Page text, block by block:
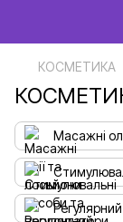
КОСМЕТИКА
Масажні